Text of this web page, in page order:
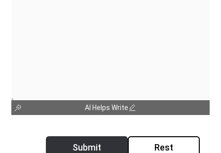
AI Helps Write
Rest
Submit